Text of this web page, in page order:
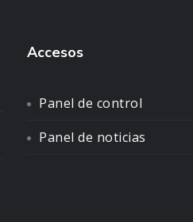
Accesos
Panel de control
Panel de noticias